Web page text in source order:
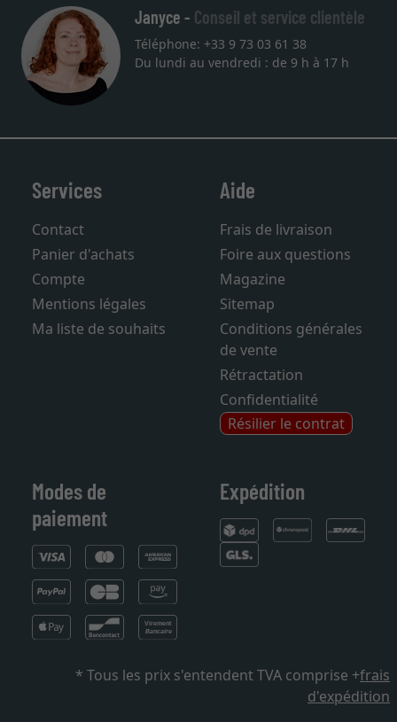
Janyce - Conseil et service clientèle
Téléphone: +33 9 73 03 61 38
Du lundi au vendredi : de 9 h à 17 h
Services
Contact
Panier d'achats
Compte
Mentions légales
Ma liste de souhaits
Aide
Frais de livraison
Foire aux questions
Magazine
Sitemap
Conditions générales
de vente
Rétractation
Confidentialité
Résilier le contrat
Modes de
paiement
Expédition
* Tous les prix s'entendent TVA comprise +frais
d'expédition